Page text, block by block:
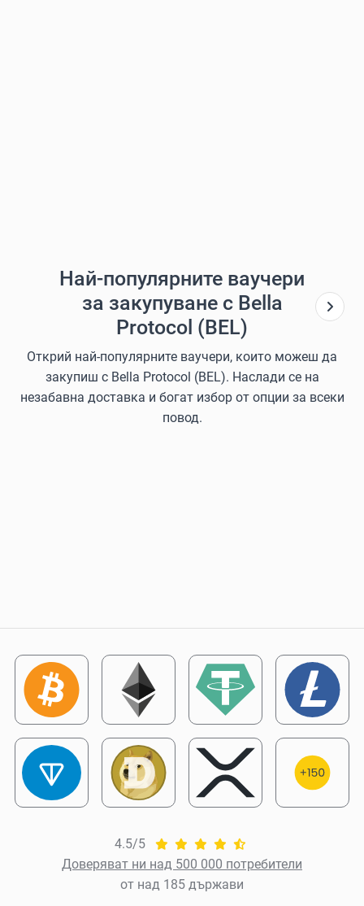
Най-популярните ваучери
за закупуване с Bella
Protocol (BEL)
Открий най-популярните ваучери, които можеш да
закупиш с Bella Protocol (BEL). Наслади се на
незабавна доставка и богат избор от опции за всеки
повод.
4.5/5
Доверяват ни над 500 000 потребители
от над 185 държави